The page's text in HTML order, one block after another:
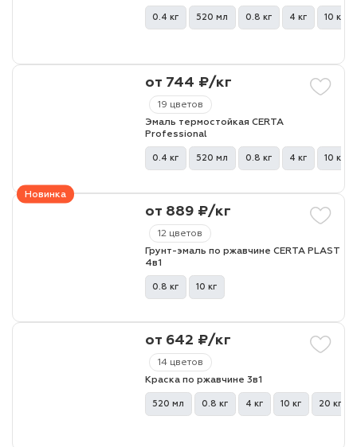
0.4 кг 520 мл 0.8 кг 4 кг 10 кг
19 цветов
от 744 ₽/кг
Эмаль термостойкая CERTA
Professional
0.4 кг 520 мл 0.8 кг 4 кг 10 кг
Новинка
12 цветов
от 889 ₽/кг
Грунт-эмаль по ржавчине CERTA PLAST
4в1
0.8 кг 10 кг
14 цветов
от 642 ₽/кг
Краска по ржавчине 3в1
520 мл 0.8 кг 4 кг 10 кг 20 кг